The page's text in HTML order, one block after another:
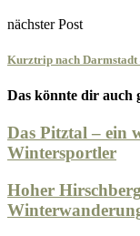
nächster Post
Kurztrip nach Darmstadt
Das könnte dir auch
Das Pitztal – ein
Wintersportler
Hoher